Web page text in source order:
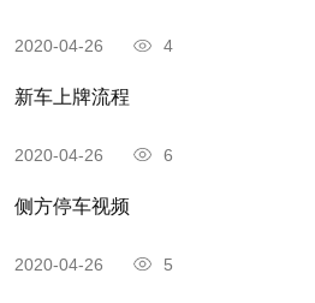
2020-04-26 4
新车上牌流程
2020-04-26 6
侧方停车视频
2020-04-26 5